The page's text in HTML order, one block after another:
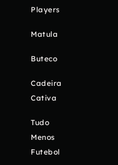
Players
Matula
Buteco
Cadeira
Cativa
Tudo
Menos
Futebol